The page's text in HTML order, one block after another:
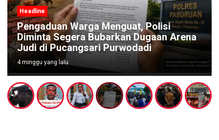
Headline
Pengaduan Warga Menguat, Polisi
Diminta Segera Bubarkan Dugaan Arena
Judi di Pucangsari Purwodadi
4 minggu yang lalu